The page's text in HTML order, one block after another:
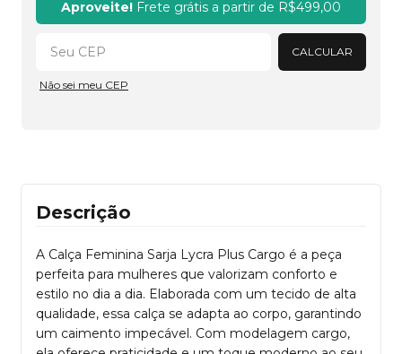
Aproveite! Frete grátis a partir de R$499,00
CALCULAR
Não sei meu CEP
Descrição
A Calça Feminina Sarja Lycra Plus Cargo é a peça
perfeita para mulheres que valorizam conforto e
estilo no dia a dia. Elaborada com um tecido de alta
qualidade, essa calça se adapta ao corpo, garantindo
um caimento impecável. Com modelagem cargo,